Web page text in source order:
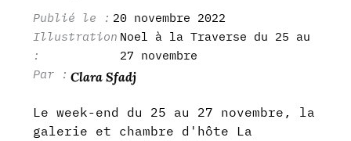
20 novembre 2022
Noel à la Traverse du 25 au
27 novembre
Clara Sfadj
Le week-end du 25 au 27 novembre, la
galerie et chambre d'hôte La